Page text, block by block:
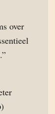
over
)